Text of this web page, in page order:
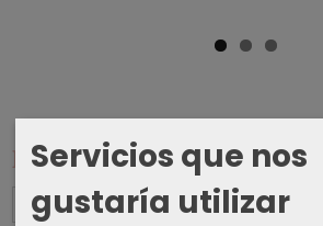
Marcas
Servicios que nos
gustaría utilizar